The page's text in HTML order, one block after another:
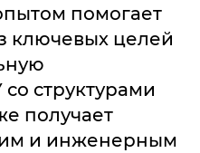
помогает
ключевых целей
структурами
получает
и инженерным